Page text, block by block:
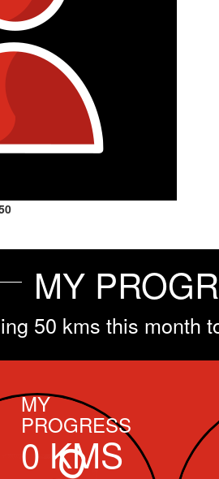
MY
50 kms this month
MY
PROGRESS
0 KMS